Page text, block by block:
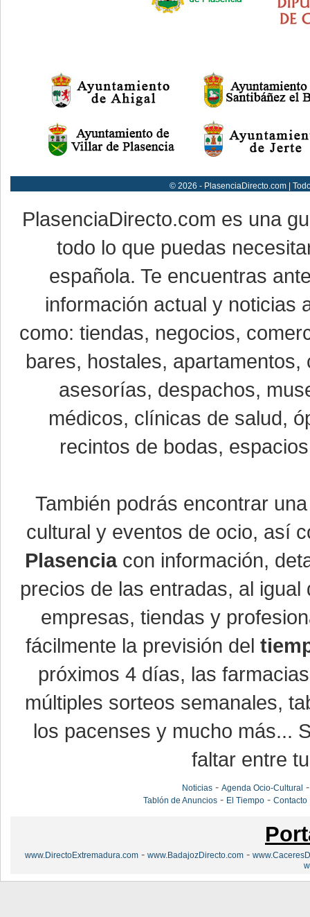
© 2026 - PlasenciaDirecto.com |
PlasenciaDirecto.com es una
todo lo que puedas
española. Te encuentras
información actual y noticias
como: tiendas, negocios,
bares, hostales,
asesorías, despachos,
médicos, clínicas de salud,
recintos de bodas,
También podrás encontrar
cultural y eventos de ocio, así
Plasenciacon información,
precios de las entradas, al
empresas, tiendas y
fácilmente la previsión del
próximos 4 días, las
múltiples sorteos semanales,
los pacenses y mucho más...
faltar entre
Noticias -Agenda Ocio-Cultural
Tablón de Anuncios - El Tiempo -Contacto
www.DirectoExtremadura.com - www.BadajozDirecto.com -